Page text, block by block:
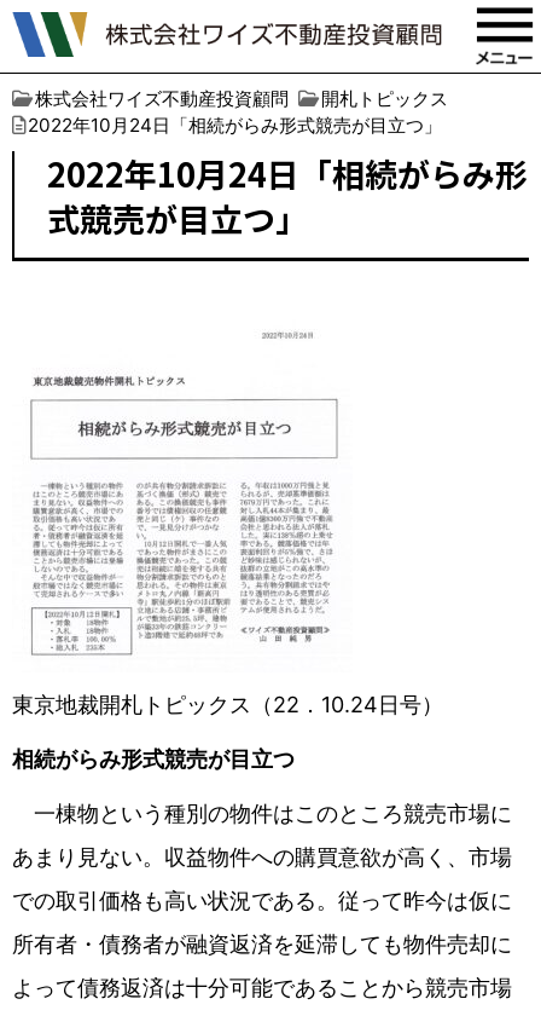
株式会社ワイズ不動産投資顧問
開札トピックス
2022年10月24日「相続がらみ形式競売が目立つ」
2022年10月24日「相続がらみ形
式競売が目立つ」
東京地裁開札トピックス（22．10.24日号）
相続がらみ形式競売が目立つ
一棟物という種別の物件はこのところ競売市場に
あまり見ない。収益物件への購買意欲が高く、市場
での取引価格も高い状況である。従って昨今は仮に
所有者・債務者が融資返済を延滞しても物件売却に
よって債務返済は十分可能であることから競売市場